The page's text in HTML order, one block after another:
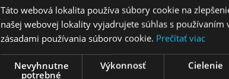
Detská posteľ Domček 2
Postele s prístelkou DÁVID
Táto webová lokalita používa súbory cookie na
našej webovej lokality vyjadrujete súhlas s
zásadami používania súborov cookie. Prečítať viac
Nevyhnutne
potrebné
Výkonnosť Cielenie